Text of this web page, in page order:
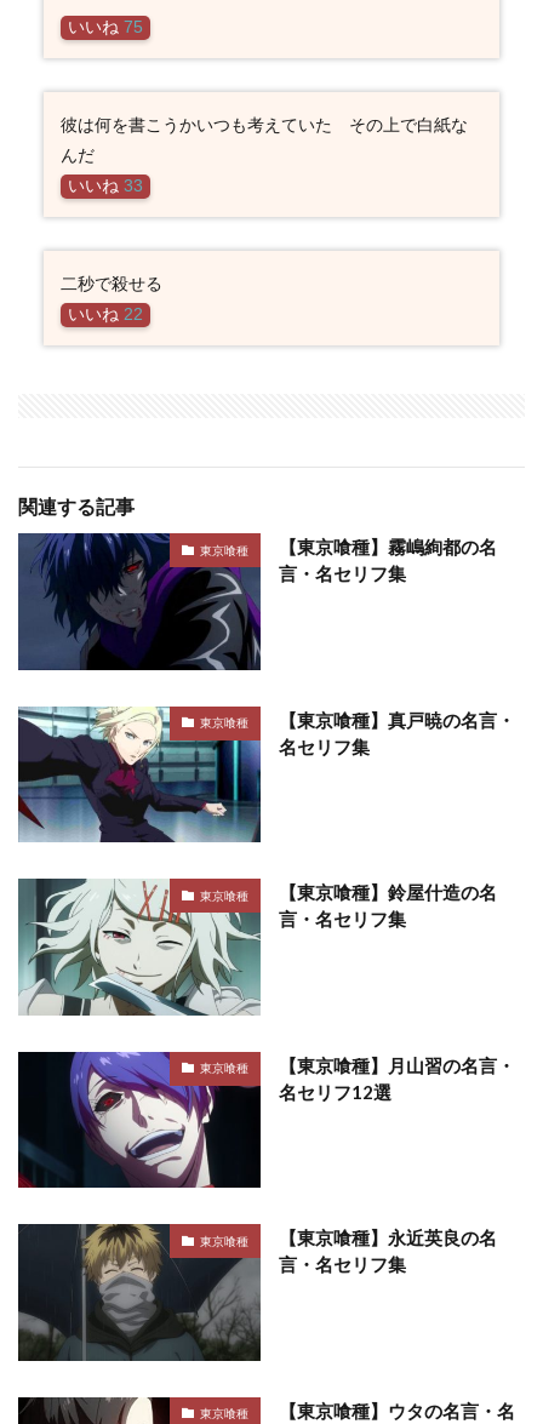
いいね 75
彼は何を書こうかいつも考えていた その上で白紙な
んだ
いいね 33
二秒で殺せる
いいね 22
関連する記事
東京喰種
【東京喰種】霧嶋絢都の名
言・名セリフ集
東京喰種
【東京喰種】真戸暁の名言・
名セリフ集
東京喰種
【東京喰種】鈴屋什造の名
言・名セリフ集
東京喰種
【東京喰種】月山習の名言・
名セリフ12選
東京喰種
【東京喰種】永近英良の名
言・名セリフ集
東京喰種
【東京喰種】ウタの名言・名